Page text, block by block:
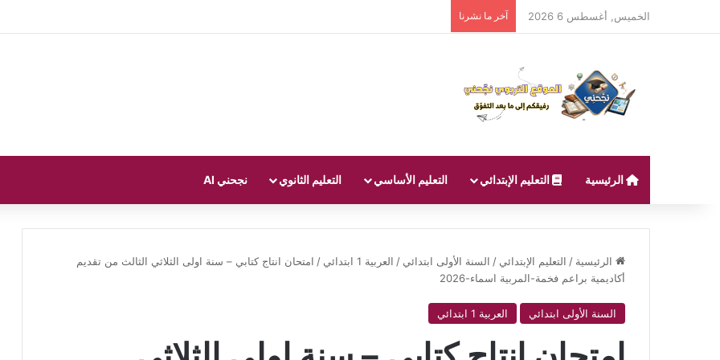
الخميس, أغسطس 6 2026 آخر ما نشرنا
الرئيسية التعليم الإبتدائي التعليم الأساسي التعليم الثانوي نجحني AI
الرئيسية / التعليم الإبتدائي / السنة الأولى ابتدائي / العربية 1 ابتدائي / امتحان انتاج كتابي – سنة اولى الثلاثي الثالث من تقديم
أكاديمية براعم فخمة-المربية اسماء-2026
السنة الأولى ابتدائي العربية 1 ابتدائي